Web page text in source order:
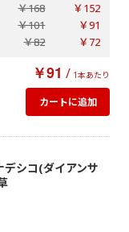
￥168
￥152
￥101
￥91
￥82 ￥72
￥91 / 1本あたり
カートに追加
デシコ(ダイアンサ